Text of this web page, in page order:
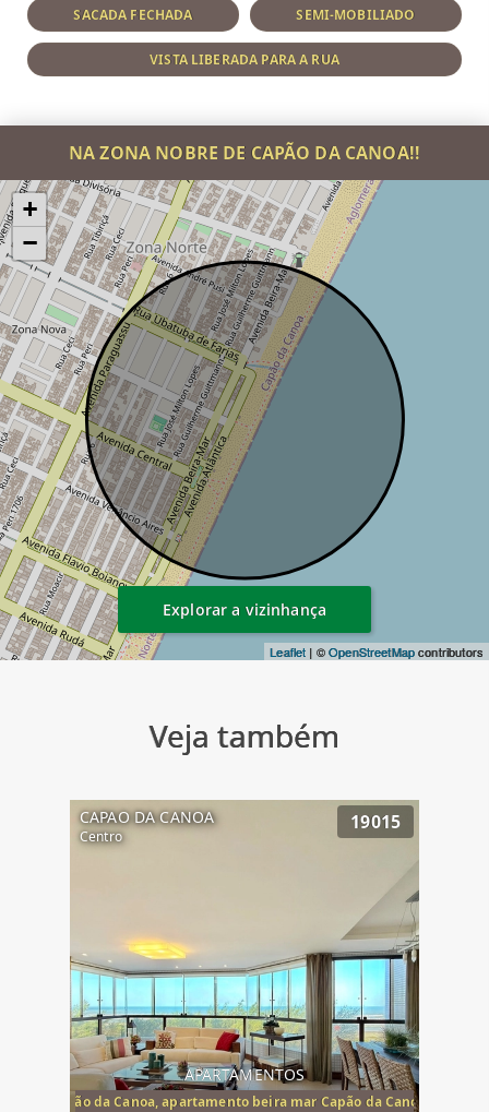
SACADA FECHADA SEMI-MOBILIADO
VISTA LIBERADA PARA A RUA
NA ZONA NOBRE DE CAPÃO DA CANOA!!
+
−
Leaflet | ©OpenStreetMapcontributors
Explorar a vizinhança
Veja também
CAPAO DA CANOA
Centro
19015
APARTAMENTOS
mar Capão da Canoa, apartamento beira mar Capão da Canoa,